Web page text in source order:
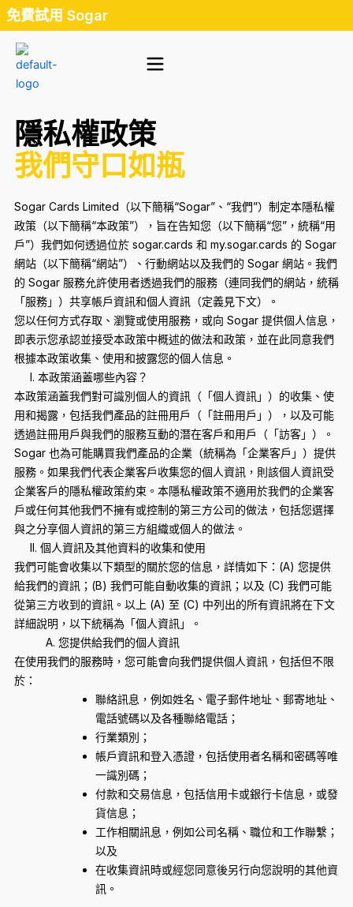
Skip
to
content
免費試用 Sogar
隱私權政策
我們守口如瓶
Sogar Cards Limited（以下簡稱“Sogar”、“我們”）制定本隱私權
政策（以下簡稱“本政策”），旨在告知您（以下簡稱“您”，統稱“用
戶”）我們如何透過位於 sogar.cards 和 my.sogar.cards 的 Sogar
網站（以下簡稱“網站”）、行動網站以及我們的 Sogar 網站。我們
的 Sogar 服務允許使用者透過我們的服務（連同我們的網站，統稱
「服務」）共享帳戶資訊和個人資訊（定義見下文）。
您以任何方式存取、瀏覽或使用服務，或向 Sogar 提供個人信息，
即表示您承認並接受本政策中概述的做法和政策，並在此同意我們
根據本政策收集、使用和披露您的個人信息。
I. 本政策涵蓋哪些內容？
本政策涵蓋我們對可識別個人的資訊（「個人資訊」）的收集、使
用和揭露，包括我們產品的註冊用戶（「註冊用戶」），以及可能
透過註冊用戶與我們的服務互動的潛在客戶和用戶（「訪客」）。
Sogar 也為可能購買我們產品的企業（統稱為「企業客戶」）提供
服務。如果我們代表企業客戶收集您的個人資訊，則該個人資訊受
企業客戶的隱私權政策約束。本隱私權政策不適用於我們的企業客
戶或任何其他我們不擁有或控制的第三方公司的做法，包括您選擇
與之分享個人資訊的第三方組織或個人的做法。
II. 個人資訊及其他資料的收集和使用
我們可能會收集以下類型的關於您的信息，詳情如下：(A) 您提供
給我們的資訊；(B) 我們可能自動收集的資訊；以及 (C) 我們可能
從第三方收到的資訊。以上 (A) 至 (C) 中列出的所有資訊將在下文
詳細說明，以下統稱為「個人資訊」。
A. 您提供給我們的個人資訊
在使用我們的服務時，您可能會向我們提供個人資訊，包括但不限
於：
聯絡訊息，例如姓名、電子郵件地址、郵寄地址、
電話號碼以及各種聯絡電話；
行業類別；
帳戶資訊和登入憑證，包括使用者名稱和密碼等唯
一識別碼；
付款和交易信息，包括信用卡或銀行卡信息，或發
貨信息；
工作相關訊息，例如公司名稱、職位和工作聯繫；
以及
在收集資訊時或經您同意後另行向您說明的其他資
訊。